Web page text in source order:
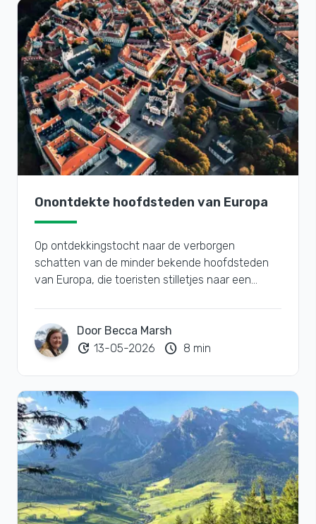
Onontdekte hoofdsteden van Europa
Op ontdekkingstocht naar de verborgen
schatten van de minder bekende hoofdsteden
van Europa, die toeristen stilletjes naar een
Door Becca Marsh
update 13-05-2026 schedule 8 min